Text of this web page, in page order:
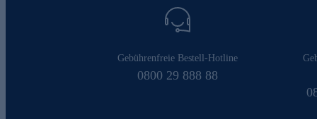
Gebührenfreie Bestell-Hotline
0800 29 888 88